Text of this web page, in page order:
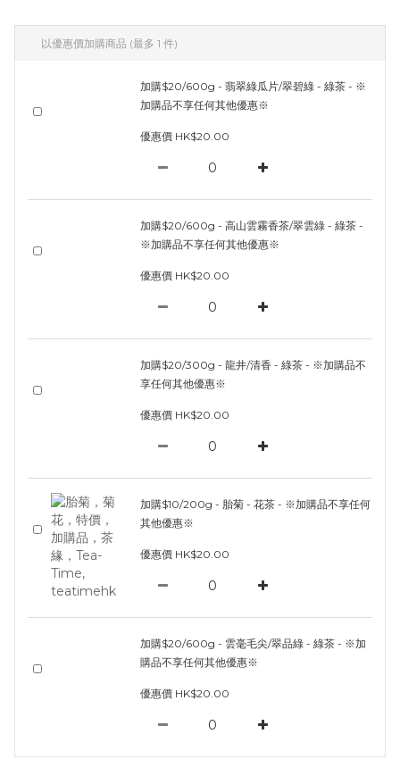
以優惠價加購商品 (最多 1 件)
加購$20/600g - 翡翠綠瓜片/翠碧綠 - 綠茶 - ※
加購品不享任何其他優惠※
優惠價 HK$20.00
加購$20/600g - 高山雲霧香茶/翠雲綠 - 綠茶 -
※加購品不享任何其他優惠※
優惠價 HK$20.00
加購$20/300g - 龍井/清香 - 綠茶 - ※加購品不
享任何其他優惠※
優惠價 HK$20.00
加購$10/200g - 胎菊 - 花茶 - ※加購品不享任何
其他優惠※
優惠價 HK$20.00
加購$20/600g - 雲毫毛尖/翠品綠 - 綠茶 - ※加
購品不享任何其他優惠※
優惠價 HK$20.00